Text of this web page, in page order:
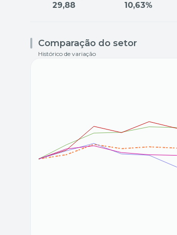
29,88 10,63%
Comparação do setor
Histórico de variação